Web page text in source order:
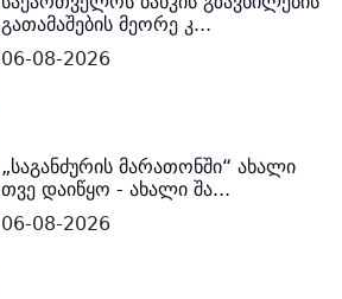
გათამაშების მეორე კ...
06-08-2026
„საგანძურის მარათონში“ ახალი
თვე დაიწყო - ახალი შა...
06-08-2026